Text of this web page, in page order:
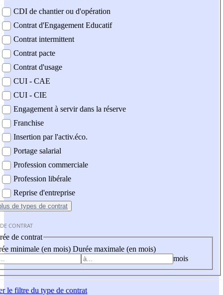
CDI de chantier ou d'opération
Contrat d'Engagement Educatif
Contrat intermittent
Contrat pacte
Contrat d'usage
CUI - CAE
CUI - CIE
Engagement à servir dans la réserve
Franchise
Insertion par l'activ.éco.
Portage salarial
Profession commerciale
Profession libérale
Reprise d'entreprise
de types de contrat
CONTRAT
de contrat
minimale (en mois) Durée maximale (en mois)
mois
le filtre du type de contrat